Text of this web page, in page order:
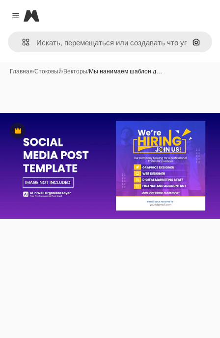
Close menu
Magnific
Поиск
Главная/Стоковый/Векторы/Мы нанимаем шаблон д…
Премиум